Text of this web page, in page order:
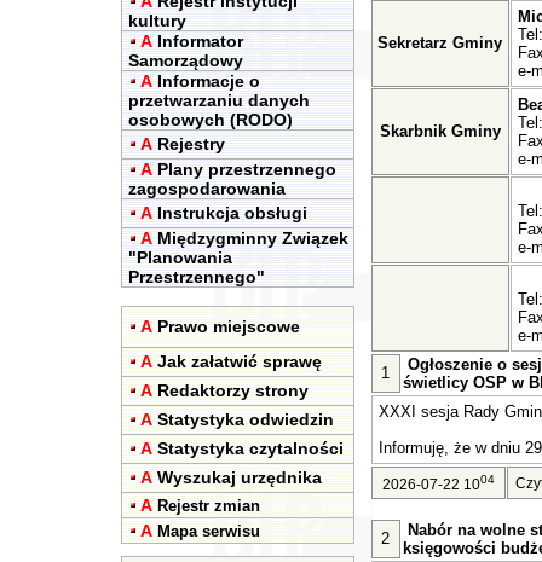
kultury
A Informator
Samorządowy
A Informacje o
przetwarzaniu danych
osobowych (RODO)
A Rejestry
A Plany przestrzennego
zagospodarowania
A Instrukcja obsługi
A Międzygminny Związek
"Planowania
Przestrzennego"
A Prawo miejscowe
A Jak załatwić sprawę
A Redaktorzy strony
A Statystyka odwiedzin
A Statystyka czytalności
A Wyszukaj urzędnika
A Rejestr zmian
A Mapa serwisu
Sekretarz Gminy
e-
Skarbnik Gminy
e-
Tel:
e-
Tel:
e-
1
Ogłoszenie o
świetlicy OSP w
XXXI sesja Rady
Informuję, że w dniu
2026-07-22 1004
2
Nabór na wolne
księgowości